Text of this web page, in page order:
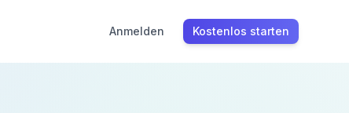
Anmelden Kostenlos starten